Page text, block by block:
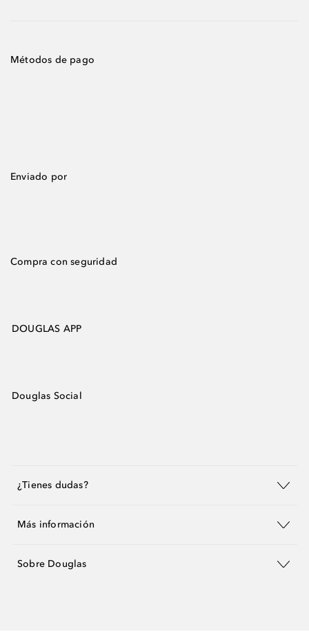
Métodos de pago
Enviado por
Compra con seguridad
DOUGLAS APP
Douglas Social
¿Tienes dudas?
Más información
Sobre Douglas